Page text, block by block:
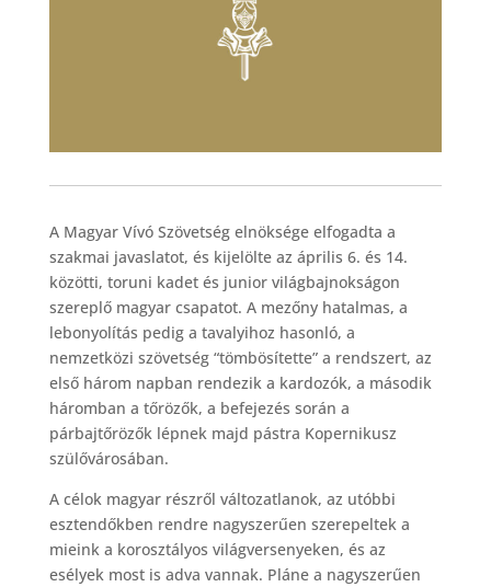
A Magyar Vívó Szövetség elnöksége elfogadta a
szakmai javaslatot, és kijelölte az április 6. és 14.
közötti, toruni kadet és junior világbajnokságon
szereplő magyar csapatot. A mezőny hatalmas, a
lebonyolítás pedig a tavalyihoz hasonló, a
nemzetközi szövetség “tömbösítette” a rendszert, az
első három napban rendezik a kardozók, a második
háromban a tőrözők, a befejezés során a
párbajtőrözők lépnek majd pástra Kopernikusz
szülővárosában.
A célok magyar részről változatlanok, az utóbbi
esztendőkben rendre nagyszerűen szerepeltek a
mieink a korosztályos világversenyeken, és az
esélyek most is adva vannak. Pláne a nagyszerűen